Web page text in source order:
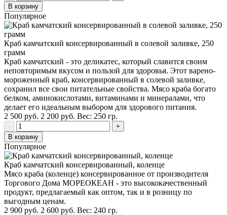
В корзину
Популярное
Краб камчатский консервированный в солевой заливке, 250
грамм
Краб камчатский - это деликатес, который славится своим
неповторимым вкусом и пользой для здоровья. Этот варено-
мороженный краб, консервированный в солевой заливке,
сохранил все свои питательные свойства. Мясо краба богато
белком, аминокислотами, витаминами и минералами, что
делает его идеальным выбором для здорового питания.
2 500 руб. 2 200 руб. Вес: 250 гр.
-
+
В корзину
Популярное
Краб камчатский консервированный, коленце
Мясо краба (коленце) консервированное от производителя
Торгового Дома МОРЕОКЕАН - это высококачественный
продукт, предлагаемый как оптом, так и в розницу по
выгодным ценам.
2 900 руб. 2 600 руб. Вес: 240 гр.